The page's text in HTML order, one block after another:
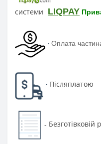
системи LIQPAY
- Оплата
- Післяплатою
- Безготівковій